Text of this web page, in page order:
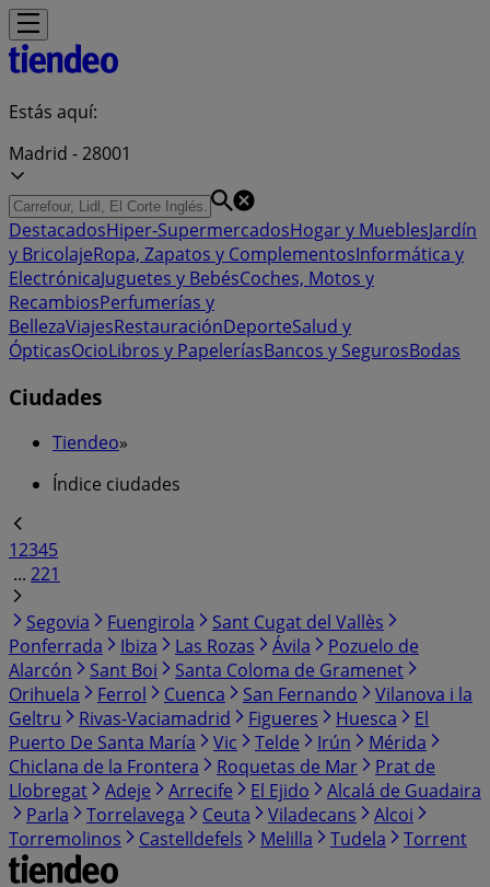
Estás aquí:
Madrid - 28001
DestacadosHiper-SupermercadosHogar y MueblesJardín
y BricolajeRopa, Zapatos y ComplementosInformática y
ElectrónicaJuguetes y BebésCoches, Motos y
RecambiosPerfumerías y
BellezaViajesRestauraciónDeporteSalud y
ÓpticasOcioLibros y PapeleríasBancos y SegurosBodas
Ciudades
Tiendeo»
Índice ciudades
12345
... 221
Segovia
Fuengirola
Sant Cugat del Vallès
Ponferrada
Ibiza Las Rozas Ávila
Pozuelo de
Alarcón
Sant Boi
Santa Coloma de Gramenet
Orihuela
Ferrol Cuenca San Fernando
Vilanova i la
Geltru
Rivas-Vaciamadrid Figueres Huesca
El
Puerto De Santa María
Vic Telde Irún
Mérida
Chiclana de la Frontera
Roquetas de Mar
Prat de
Llobregat
Adeje Arrecife El Ejido
Alcalá de Guadaira
Parla
Torrelavega Ceuta Viladecans
Alcoi
Torremolinos
Castelldefels Melilla Tudela Torrent